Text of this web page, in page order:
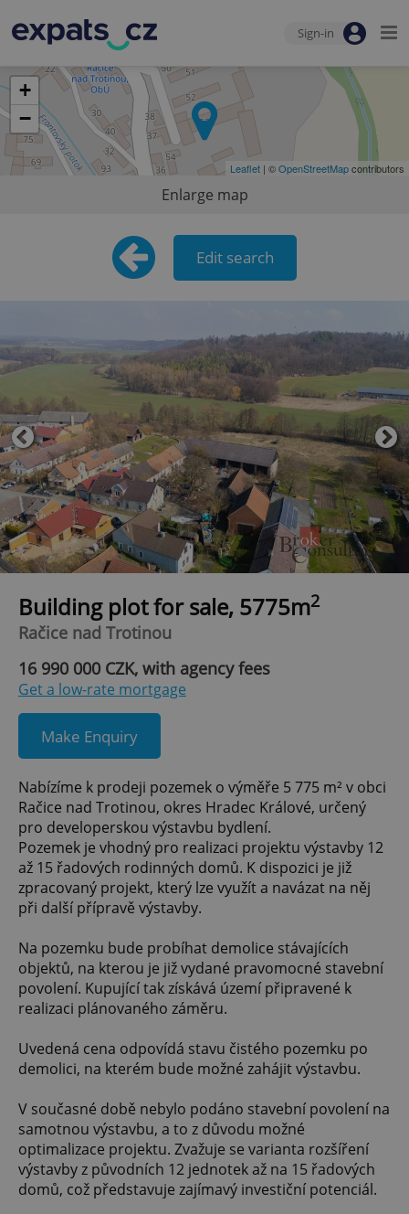
Sign-in
+
−
Leaflet | ©OpenStreetMapcontributors
Enlarge map
Edit search
Building plot for sale, 5775m2
Račice nad Trotinou
16 990 000 CZK, with agency fees
Get a low-rate mortgage
Make Enquiry
Nabízíme k prodeji pozemek o výměře 5 775 m² v obci
Račice nad Trotinou, okres Hradec Králové, určený
pro developerskou výstavbu bydlení.
Pozemek je vhodný pro realizaci projektu výstavby 12
až 15 řadových rodinných domů. K dispozici je již
zpracovaný projekt, který lze využít a navázat na něj
při další přípravě výstavby.
Na pozemku bude probíhat demolice stávajících
objektů, na kterou je již vydané pravomocné stavební
povolení. Kupující tak získává území připravené k
realizaci plánovaného záměru.
Uvedená cena odpovídá stavu čistého pozemku po
demolici, na kterém bude možné zahájit výstavbu.
V současné době nebylo podáno stavební povolení na
samotnou výstavbu, a to z důvodu možné
optimalizace projektu. Zvažuje se varianta rozšíření
výstavby z původních 12 jednotek až na 15 řadových
domů, což představuje zajímavý investiční potenciál.